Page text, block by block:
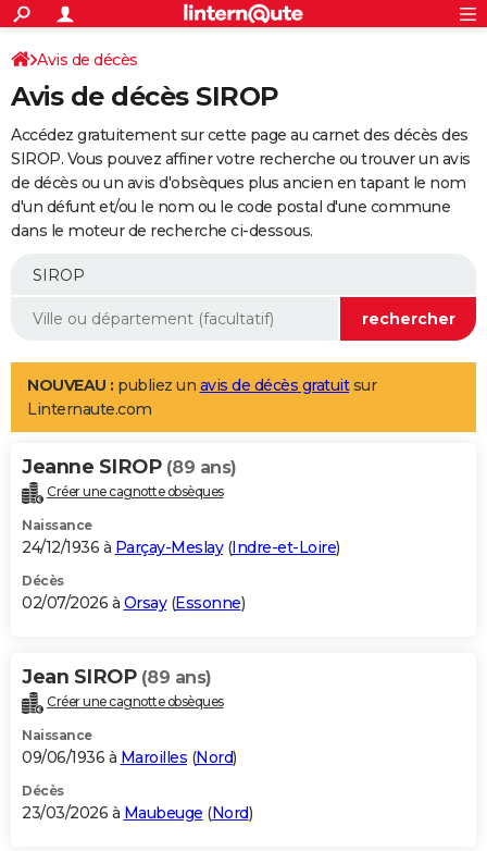
ACTUALITÉS
Politique
Société
Faits Divers
Education
Monde
Villes
+
SPORT
Coupe du monde 2026
Football
Tennis
Cyclisme
Rugby
Forum
Programme TV
TNT
Streaming
Cinéma
Sorties cinéma
Musique
+
FINANCE
Retraite
Impôts
Epargne
Immobilier
Risques naturels par ville
Banque
Assurance
Crédit
AUTO
Essais
Réserver un essai
Citadines
Berlines
SUV
Forum auto
+
Mobiles
Meilleur smartphone
Internet
Ordinateurs
Jeux vidéo
Guide high-tech
Aménagement intérieur
LIFESTYLE
Art de vivre
Bien-être
Loisirs
Mode
Modes de vie
Alimentation
Guide de la santé
Maladies
Médicaments
Sommeil
VOYAGE
Destinations
City break
Voyage nature
Voyage de noces
Forum
Climat
+PHOTO
GUIDES D'ACHAT
BONS PLANS
Carte de Noël
Carte Bonne année
Carte Saint-Valentin
Carte Pâques
Carte d'anniversaire
DICTIONNAIRE
Dictionnaire
Biographies
Citations
Expressions
Proverbes
PROGRAMME TV
S'inscrire
Se connecter
Lycées
Collèges
Primaires
Universités
Entreprises
Service militaire
Avis de recherche
AVIS DE DÉCÈS
Avis de décès
Avis de décès SIROP
Accédez gratuitement sur cette page au carnet des décès des
SIROP. Vous pouvez affiner votre recherche ou trouver un avis
de décès ou un avis d'obsèques plus ancien en tapant le nom
d'un défunt et/ou le nom ou le code postal d'une commune
dans le moteur de recherche ci-dessous.
NOUVEAU : publiez un avis de décès gratuitsur
Linternaute.com
Jeanne SIROP (89 ans)
Créer une cagnotte obsèques
Naissance
24/12/1936 à Parçay-Meslay(Indre-et-Loire)
Décès
02/07/2026 à Orsay(Essonne)
Jean SIROP (89 ans)
Créer une cagnotte obsèques
Naissance
09/06/1936 à Maroilles (Nord)
Décès
23/03/2026 à Maubeuge (Nord)